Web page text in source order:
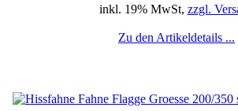
inkl. 19% MwSt, zzgl.
Zu den Artikeldetails ...